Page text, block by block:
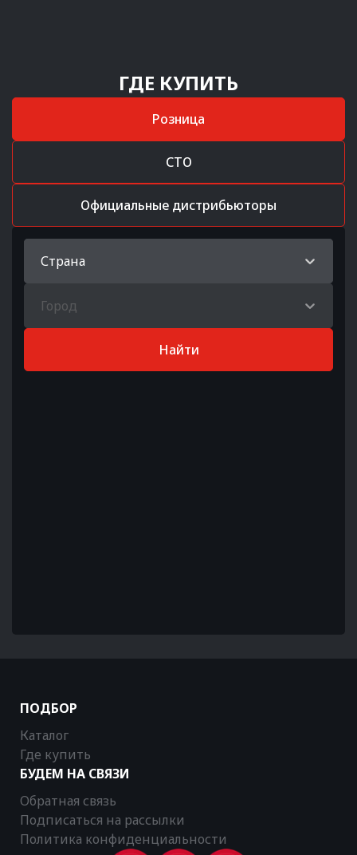
ГДЕ КУПИТЬ
Розница
СТО
Официальные дистрибьюторы
Страна
Город
Найти
ПОДБОР
Каталог
Где купить
БУДЕМ НА СВЯЗИ
Обратная связь
Подписаться на рассылки
Политика конфиденциальности